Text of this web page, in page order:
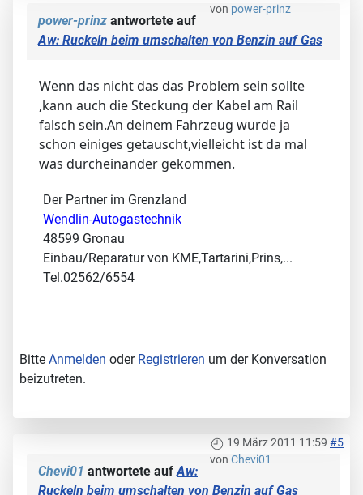
von power-prinz
power-prinz antwortete auf
Aw: Ruckeln beim umschalten von Benzin auf Gas
Wenn das nicht das das Problem sein sollte
,kann auch die Steckung der Kabel am Rail
falsch sein.An deinem Fahrzeug wurde ja
schon einiges getauscht,vielleicht ist da mal
was durcheinander gekommen.
Der Partner im Grenzland
Wendlin-Autogastechnik
48599 Gronau
Einbau/Reparatur von KME,Tartarini,Prins,...
Tel.02562/6554
Bitte Anmelden oder Registrieren um der Konversation
beizutreten.
19 März 2011 11:59 #5
von Chevi01
Chevi01 antwortete aufAw:
Ruckeln beim umschalten von Benzin auf Gas